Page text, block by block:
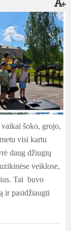
šoko, grojo,
visi kartu
daug džiugių
veiklose,
Tai buvo
ir pasidžiaugti